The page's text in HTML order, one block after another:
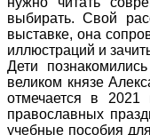
выбирать. Свой
выставке, она
иллюстраций и
Дети
великом князе
отмечается в
православных
учебные пособия